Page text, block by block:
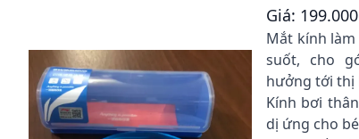
Giá:
Mắt kính
suốt, cho
hưởng tới thị
Kính bơi
dị ứng cho